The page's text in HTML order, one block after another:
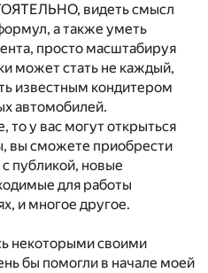
видеть смысл
а также уметь
просто масштабируя
может стать не каждый,
известным кондитером
автомобилей.
то у вас могут открыться
вы сможете приобрести
публикой, новые
для работы
и многое другое.
некоторыми своими
бы помогли в начале моей